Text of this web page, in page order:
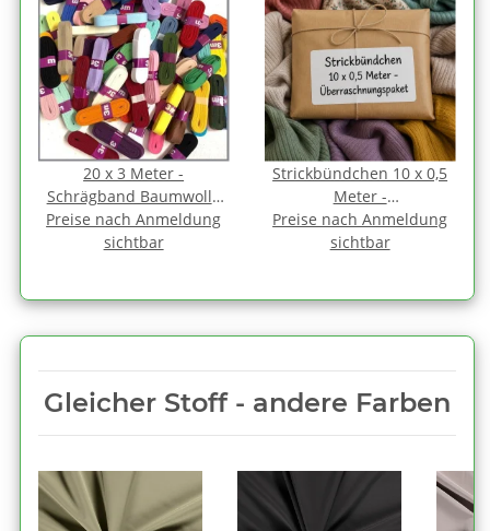
20 x 3 Meter -
Schrägband Baumwolle
1,2 cm FARBMIX gefalzt
Preise nach Anmeldung
sichtbar
Strickbündchen 10 x 0,5
Meter -
Überraschnungspaket
Preise nach Anmeldung
sichtbar
Gleicher Stoff - andere Farben